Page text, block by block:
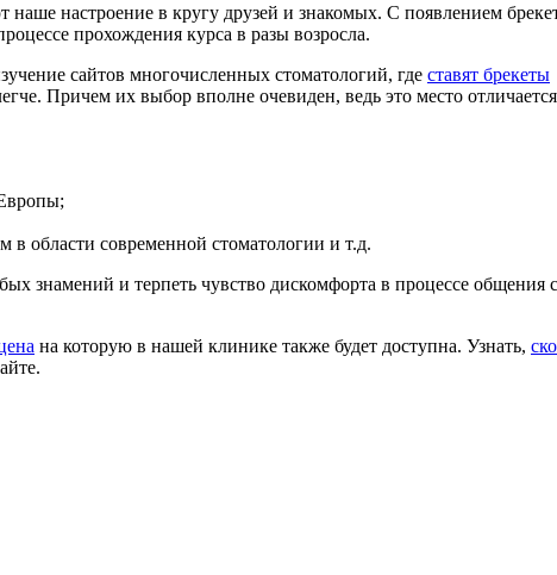
настроение в кругу друзей и знакомых. С появлением
прохождения курса в разы возросла.
сайтов многочисленных стоматологий, где ставят брекеты
Причем их выбор вполне очевиден, ведь это место
области современной стоматологии и т.д.
знамений и терпеть чувство дискомфорта в процессе общения
на которую в нашей клинике также будет доступна. Узнать,